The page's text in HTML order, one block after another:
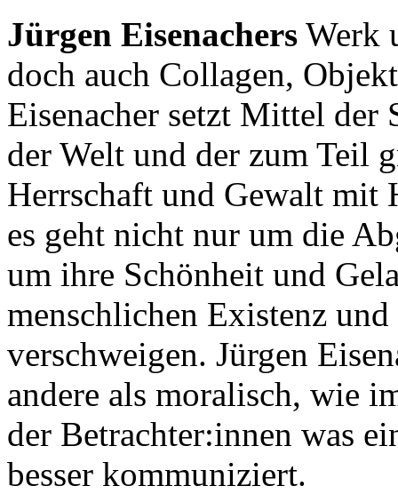
Jürgen Eisenachers Werk
doch auch Collagen,
Eisenacher setzt Mittel der
der Welt und der zum Teil
Herrschaft und Gewalt mit
es geht nicht nur um die
um ihre Schönheit und
menschlichen Existenz
verschweigen. Jürgen
andere als moralisch, wie
der Betrachter:innen was
besser kommuniziert.